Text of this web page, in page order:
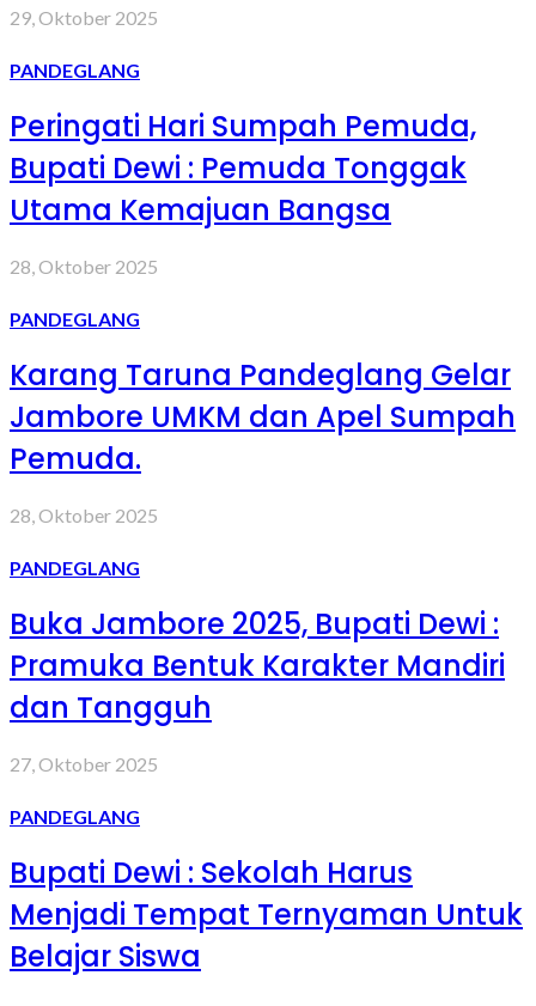
29, Oktober 2025
PANDEGLANG
Peringati Hari Sumpah Pemuda,
Bupati Dewi : Pemuda Tonggak
Utama Kemajuan Bangsa
28, Oktober 2025
PANDEGLANG
Karang Taruna Pandeglang Gelar
Jambore UMKM dan Apel Sumpah
Pemuda.
28, Oktober 2025
PANDEGLANG
Buka Jambore 2025, Bupati Dewi :
Pramuka Bentuk Karakter Mandiri
dan Tangguh
27, Oktober 2025
PANDEGLANG
Bupati Dewi : Sekolah Harus
Menjadi Tempat Ternyaman Untuk
Belajar Siswa